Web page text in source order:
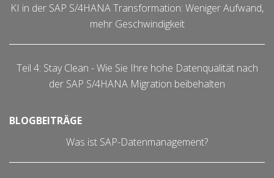
KI in der SAP S/4HANA Transformation: Weniger Aufwand,
mehr Geschwindigkeit
Teil 4: Stay Clean - Wie Sie Ihre hohe Datenqualität nach
der SAP S/4HANA Migration beibehalten
BLOGBEITRÄGE
Was ist SAP-Datenmanagement?